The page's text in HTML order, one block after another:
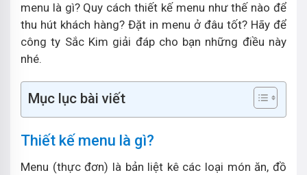
menu là gì? Quy cách thiết kế menu như thế nào để
thu hút khách hàng? Đặt in menu ở đâu tốt? Hãy để
công ty Sắc Kim giải đáp cho bạn những điều này
nhé.
Mục lục bài viết
Thiết kế menu là gì?
Menu (thực đơn) là bản liệt kê các loại món ăn, đồ